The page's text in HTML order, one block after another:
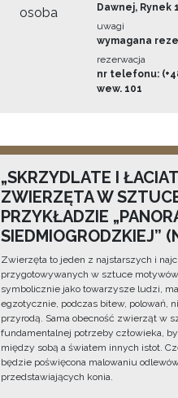
osoba
Dawnej, Rynek
uwagi
wymagana
rezerwacja
nr telefonu:
wew. 101
„SKRZYDLATE I
ZWIERZĘTA W
PRZYKŁADZIE
SIEDMIOGRODZKIEJ”
Zwierzęta to jeden z najstarszych i
przygotowywanych w sztuce
symbolicznie jako towarzysze ludzi,
egzotycznie, podczas bitew, polowań,
przyrodą. Sama obecność zwierząt w
fundamentalnej potrzeby człowieka,
między sobą a światem innych istot.
będzie poświęcona malowaniu
przedstawiających konia.